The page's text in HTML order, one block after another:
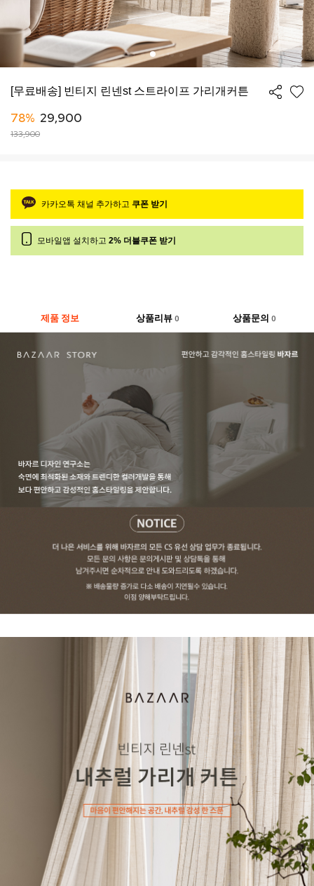
[무료배송] 빈티지 린넨st 스트라이프 가리개커튼
78% 29,900
133,900
카카오톡 채널 추가하고 쿠폰 받기
모바일앱 설치하고 2% 더블쿠폰 받기
제품 정보 상품리뷰 0 상품문의0